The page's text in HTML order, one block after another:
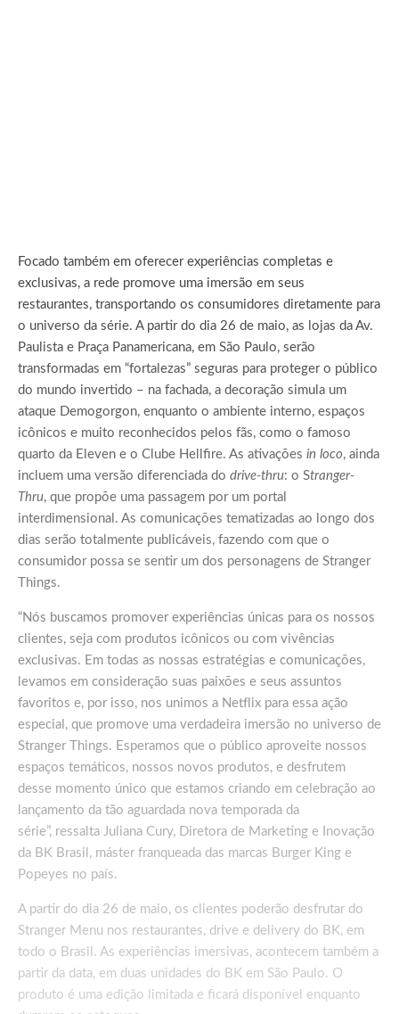
Focado também em oferecer experiências completas e
exclusivas, a rede promove uma imersão em seus
restaurantes, transportando os consumidores diretamente para
o universo da série. A partir do dia 26 de maio, as lojas da Av.
Paulista e Praça Panamericana, em São Paulo, serão
transformadas em “fortalezas” seguras para proteger o público
do mundo invertido – na fachada, a decoração simula um
ataque Demogorgon, enquanto o ambiente interno, espaços
icônicos e muito reconhecidos pelos fãs, como o famoso
quarto da Eleven e o Clube Hellfire. As ativações in loco, ainda
incluem uma versão diferenciada do drive-thru: o Stranger-
Thru, que propõe uma passagem por um portal
interdimensional. As comunicações tematizadas ao longo dos
dias serão totalmente publicáveis, fazendo com que o
consumidor possa se sentir um dos personagens de Stranger
Things.
“Nós buscamos promover experiências únicas para os nossos
clientes, seja com produtos icônicos ou com vivências
exclusivas. Em todas as nossas estratégias e comunicações,
levamos em consideração suas paixões e seus assuntos
favoritos e, por isso, nos unimos a Netflix para essa ação
especial, que promove uma verdadeira imersão no universo de
Stranger Things. Esperamos que o público aproveite nossos
espaços temáticos, nossos novos produtos, e desfrutem
desse momento único que estamos criando em celebração ao
lançamento da tão aguardada nova temporada da
série”, ressalta Juliana Cury, Diretora de Marketing e Inovação
da BK Brasil, máster franqueada das marcas Burger King e
Popeyes no país.
A partir do dia 26 de maio, os clientes poderão desfrutar do
Stranger Menu nos restaurantes, drive e delivery do BK, em
todo o Brasil. As experiências imersivas, acontecem também a
partir da data, em duas unidades do BK em São Paulo. O
produto é uma edição limitada e ficará disponível enquanto